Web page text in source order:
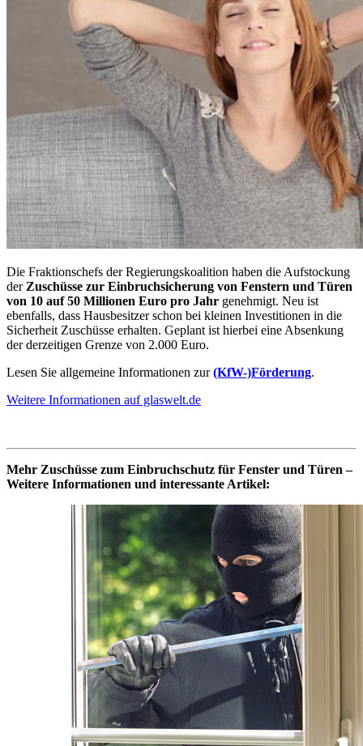
Die Fraktionschefs der Regierungskoalition haben die Aufstockung
der Zuschüsse zur Einbruchsicherung von Fenstern und Türen
von 10 auf 50 Millionen Euro pro Jahr genehmigt. Neu ist
ebenfalls, dass Hausbesitzer schon bei kleinen Investitionen in die
Sicherheit Zuschüsse erhalten. Geplant ist hierbei eine Absenkung
der derzeitigen Grenze von 2.000 Euro.
Lesen Sie allgemeine Informationen zur(KfW-)Förderung.
Weitere Informationen auf glaswelt.de
Mehr Zuschüsse zum Einbruchschutz für Fenster und Türen –
Weitere Informationen und interessante Artikel: